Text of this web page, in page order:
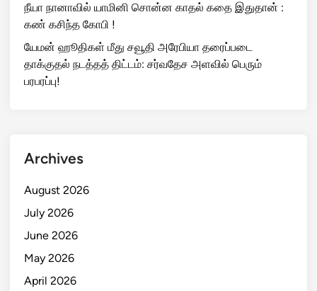
நீயா நானாவில் யாமினி சொன்ன காதல் கதை இதுதான் :
கண் கசிந்த கோபி !
யேமன் ஹூதிகள் மீது சவூதி அரேபியா தரைப்படை
தாக்குதல் நடத்தத் திட்டம்: சர்வதேச அளவில் பெரும்
பரபரப்பு!
Archives
August 2026
July 2026
June 2026
May 2026
April 2026